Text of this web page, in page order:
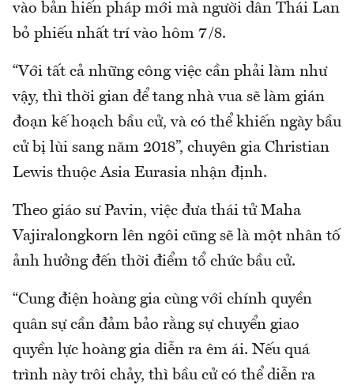
vào bản hiến pháp mới mà người dân Thái Lan
bỏ phiếu nhất trí vào hôm 7/8.
“Với tất cả những công việc cần phải làm như
vậy, thì thời gian để tang nhà vua sẽ làm gián
đoạn kế hoạch bầu cử, và có thể khiến ngày bầu
cử bị lùi sang năm 2018”, chuyên gia Christian
Lewis thuộc Asia Eurasia nhận định.
Theo giáo sư Pavin, việc đưa thái tử Maha
Vajiralongkorn lên ngôi cũng sẽ là một nhân tố
ảnh hưởng đến thời điểm tổ chức bầu cử.
“Cung điện hoàng gia cùng với chính quyền
quân sự cần đảm bảo rằng sự chuyển giao
quyền lực hoàng gia diễn ra êm ái. Nếu quá
trình này trôi chảy, thì bầu cử có thể diễn ra